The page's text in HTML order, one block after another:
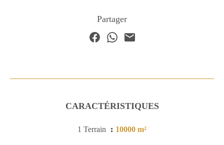
Partager
CARACTÉRISTIQUES
1 Terrain 10000 m²